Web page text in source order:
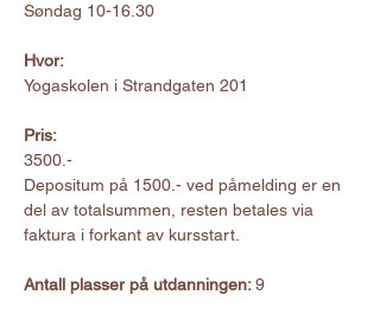
Søndag 10-16.30
Hvor:
Yogaskolen i Strandgaten 201
Pris:
3500.-
Depositum på 1500.- ved påmelding er en
del av totalsummen, resten betales via
faktura i forkant av kursstart.
Antall plasser på utdanningen: 9